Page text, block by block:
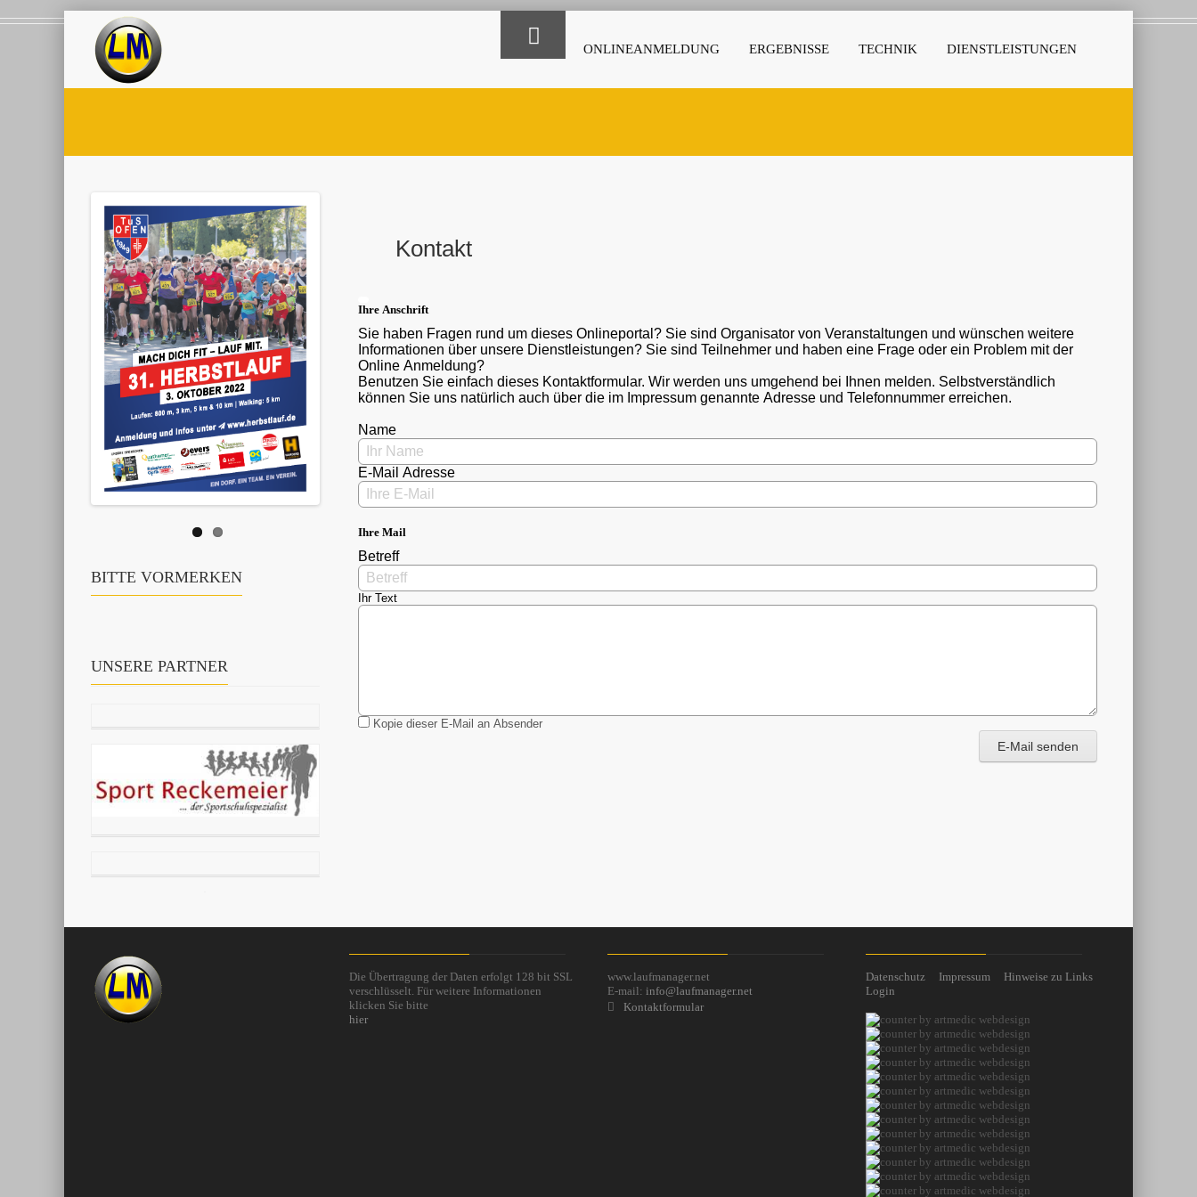
ONLINEANMELDUNG ERGEBNISSE TECHNIK DIENSTLEISTUNGEN
BITTE VORMERKEN
UNSERE PARTNER
Kontakt
Ihre Anschrift
Sie haben Fragen rund um dieses Onlineportal? Sie sind Organisator von Veranstaltungen und wünschen weitere
Informationen über unsere Dienstleistungen? Sie sind Teilnehmer und haben eine Frage oder ein Problem mit der
Online Anmeldung?
Benutzen Sie einfach dieses Kontaktformular. Wir werden uns umgehend bei Ihnen melden. Selbstverständlich
können Sie uns natürlich auch über die im Impressum genannte Adresse und Telefonnummer erreichen.
Name
E-Mail Adresse
Ihre Mail
Betreff
Ihr Text
Kopie dieser E-Mail an Absender
E-Mail senden
Die Übertragung der Daten erfolgt 128 bit SSL
verschlüsselt. Für weitere Informationen
klicken Sie bitte
hier
www.laufmanager.net
E-mail: info@laufmanager.net
Kontaktformular
Datenschutz Impressum
Hinweise zu Links
Login